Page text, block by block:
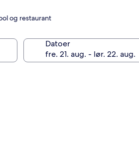
og restaurant
Datoer